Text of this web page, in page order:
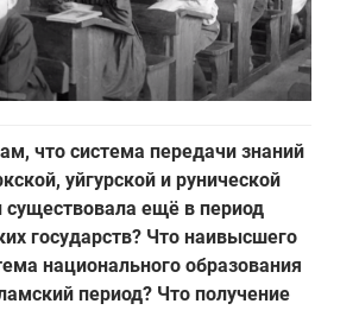
что система передачи знаний
уйгурской и рунической
существовала ещё в период
государств? Что наивысшего
национального образования
период? Что получение